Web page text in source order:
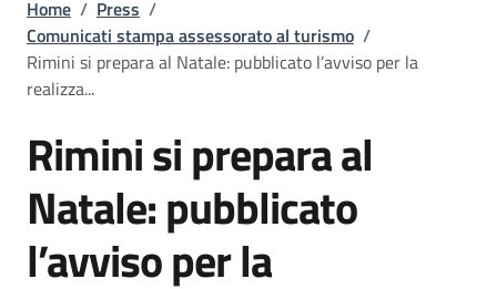
Home / Press /
Comunicati stampa assessorato al turismo /
Rimini si prepara al Natale: pubblicato l’avviso per la
realizza...
Rimini si prepara al
Natale: pubblicato
l’avviso per la